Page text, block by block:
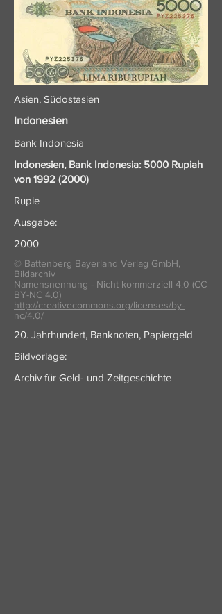
Asien, Südostasien
Indonesien
Bank Indonesia
Indonesien, Bank Indonesia: 5000 Rupiah
von 1992 (2000)
Rupie
Ausgabe:
2000
© Battenberg Bayerland Verlag GmbH,
Bildarchiv
Namensnennung - Nicht kommerziell 4.0 (CC
BY-NC 4.0)
http://creativecommons.org/licenses/by-
nc/4.0/
20. Jahrhundert, Banknoten, Papiergeld
Bildvorlage:
Archiv für Geld- und Zeitgeschichte